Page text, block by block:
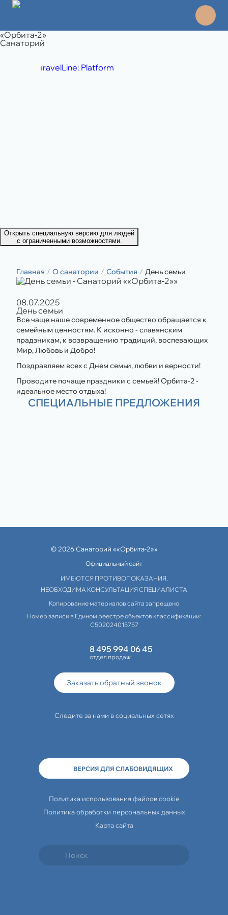
«Орбита-2»
Санаторий
8 495 994 06 45
TravelLine: Platform
Открыть специальную версию для людей
с ограниченными возможностями.
Главная О санатории События День семьи
08.07.2025
День семьи
Все чаще наше современное общество обращается к
семейным ценностям. К исконно - славянским
прадзникам, к возвращению традиций, воспевающих
Мир, Любовь и Добро!
Поздравляем всех с Днем семьи, любви и верности!
Проводите почаще праздники с семьей! Орбита-2 -
идеальное место отдыха!
СПЕЦИАЛЬНЫЕ ПРЕДЛОЖЕНИЯ
© 2026 Санаторий ««Орбита-2»»
Официальный сайт
ИМЕЮТСЯ ПРОТИВОПОКАЗАНИЯ,
НЕОБХОДИМА КОНСУЛЬТАЦИЯ СПЕЦИАЛИСТА
Копирование материалов сайта запрещено
Номер записи в Едином реестре объектов классификации:
С502024015757
8 495 994 06 45
отдел продаж
Заказать обратный звонок
Следите за нами в социальных сетях
ВЕРСИЯ ДЛЯ СЛАБОВИДЯЩИХ
Политика использования файлов cookie
Политика обработки персональных данных
Карта сайта